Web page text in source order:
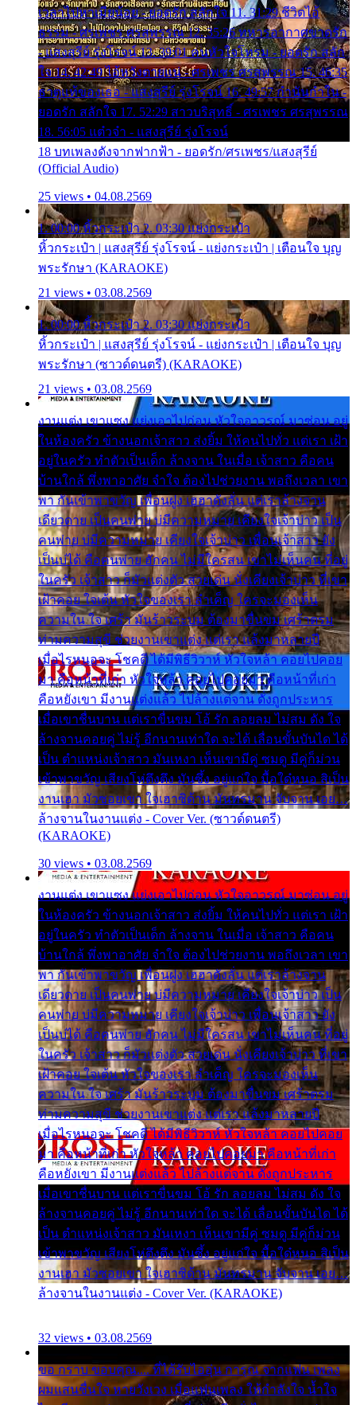
เวลาไปหาเมียน้อย - ยอดรัก สลักใจ 11. 31:29 ชีวิตไอ้
ธรรม - ศรเพชร ศรสุพรรณ 12. 35:26 ทหารอากาศขาดรัก
- แสงสุรีย์ รุ่งโรจน์ 13. 39:01 คนหัวใจโทรม - ยอดรัก สลัก
ใจ 14. 42:49 ไอ้หวังตายแน่ - ศรเพชร ศรสุพรรณ 15. 46:35
ธาตุแท้ของเธอ - แสงสุรีย์ รุ่งโรจน์ 16. 49:57 กำนันกำใน -
ยอดรัก สลักใจ 17. 52:29 สาวบริสุทธิ์ - ศรเพชร ศรสุพรรณ
18. 56:05 แต๋วจ๋า - แสงสุรีย์ รุ่งโรจน์
18 บทเพลงดังจากฟากฟ้า - ยอดรัก/ศรเพชร/แสงสุรีย์
(Official Audio)
25 views • 04.08.2569
1. 00:00 หิ้วกระเป๋า 2. 03:30 แย่งกระเป๋า
หิ้วกระเป๋า | แสงสุรีย์ รุ่งโรจน์ - แย่งกระเป๋า | เตือนใจ บุญ
พระรักษา (KARAOKE)
21 views • 03.08.2569
1. 00:00 หิ้วกระเป๋า 2. 03:30 แย่งกระเป๋า
หิ้วกระเป๋า | แสงสุรีย์ รุ่งโรจน์ - แย่งกระเป๋า | เตือนใจ บุญ
พระรักษา (ซาวด์ดนตรี) (KARAOKE)
21 views • 03.08.2569
งานแต่ง เขาแซง แย่งเอาไปก่อน หัวใจอาวรณ์ มาซ่อน อยู่
ในห้องครัว ข้างนอกเจ้าสาว ส่งยิ้ม ให้คนไปทั่ว แต่เรา เฝ้า
อยู่ในครัว ทำตัวเป็นเด็ก ล้างจาน ในเมื่อ เจ้าสาว คือคน
บ้านใกล้ พึ่งพาอาศัย จำใจ ต้องไปช่วยงาน พอถึงเวลา เขา
พา กันเข้าพาขวัญ เพื่อนฝูง เฮฮาดังลั่น แต่เราล้างจาน
เดียวดาย เป็นคนพ่าย บ่มีความหมาย เคียงใจเจ้าบ่าว เป็น
คนพ่าย บ่มีความหมาย เคียงใจเจ้าบ่าว เพื่อนเจ้าสาว ยัง
เป็นบ่ได้ คือคนพ่าย ฮักคน ไม่มีใครสน เขาไม่เห็นคน ที่อยู่
ในครัว เจ้าสาว ก็มัวแต่งตัว สวยเด่น นั่งเคียงเจ้าบ่าว ที่เขา
เฝ้าคอย ใจเต้น หัวใจของเรา ลำเค็ญ ใครจะมองเห็น
ความใน ใจ เศร้า มันร้าวระบม ต้องมาขื่นขม เศร้าตรม
ท่ามความสุขี ช่วยงานเขาแต่ง แต่เรา แล้งมาหลายปี
เมื่อไรหนอจะ โชคดี ได้มีพิธีวิวาห์ หัวใจหล้า คอยไปคอย
มา คือหน้าที่เก่า หัวใจหล้า คอยไปคอยมา คือหน้าที่เก่า
คือหยังเขา มีงานแต่งแล้ว ไปล้างแต่จาน ดั่งถูกประหาร
เมื่อเขาชื่นบาน แต่เราขื่นขม โอ้ รัก ลอยลม ไม่สม ดัง ใจ
ล้างจานคอยคู่ ไม่รู้ อีกนานเท่าใด จะได้ เลื่อนขั้นบันได ได้
เป็น ตำแหน่งเจ้าสาว มันเหงา เห็นเขามีคู่ ซมดู มีคู่ก็ม่วน
เข้าพาขวัญ เสียงโห่ตึงตึง มันซึ้ง อยู่แก่ใจ มื้อใด๋หนอ สิเป็น
งานเฮา มัวซอยเขา ใจเฮาซิด้าน มันทรมาน จับจาน เอย…
ล้างจานในงานแต่ง - Cover Ver. (ซาวด์ดนตรี)
(KARAOKE)
30 views • 03.08.2569
งานแต่ง เขาแซง แย่งเอาไปก่อน หัวใจอาวรณ์ มาซ่อน อยู่
ในห้องครัว ข้างนอกเจ้าสาว ส่งยิ้ม ให้คนไปทั่ว แต่เรา เฝ้า
อยู่ในครัว ทำตัวเป็นเด็ก ล้างจาน ในเมื่อ เจ้าสาว คือคน
บ้านใกล้ พึ่งพาอาศัย จำใจ ต้องไปช่วยงาน พอถึงเวลา เขา
พา กันเข้าพาขวัญ เพื่อนฝูง เฮฮาดังลั่น แต่เราล้างจาน
เดียวดาย เป็นคนพ่าย บ่มีความหมาย เคียงใจเจ้าบ่าว เป็น
คนพ่าย บ่มีความหมาย เคียงใจเจ้าบ่าว เพื่อนเจ้าสาว ยัง
เป็นบ่ได้ คือคนพ่าย ฮักคน ไม่มีใครสน เขาไม่เห็นคน ที่อยู่
ในครัว เจ้าสาว ก็มัวแต่งตัว สวยเด่น นั่งเคียงเจ้าบ่าว ที่เขา
เฝ้าคอย ใจเต้น หัวใจของเรา ลำเค็ญ ใครจะมองเห็น
ความใน ใจ เศร้า มันร้าวระบม ต้องมาขื่นขม เศร้าตรม
ท่ามความสุขี ช่วยงานเขาแต่ง แต่เรา แล้งมาหลายปี
เมื่อไรหนอจะ โชคดี ได้มีพิธีวิวาห์ หัวใจหล้า คอยไปคอย
มา คือหน้าที่เก่า หัวใจหล้า คอยไปคอยมา คือหน้าที่เก่า
คือหยังเขา มีงานแต่งแล้ว ไปล้างแต่จาน ดั่งถูกประหาร
เมื่อเขาชื่นบาน แต่เราขื่นขม โอ้ รัก ลอยลม ไม่สม ดัง ใจ
ล้างจานคอยคู่ ไม่รู้ อีกนานเท่าใด จะได้ เลื่อนขั้นบันได ได้
เป็น ตำแหน่งเจ้าสาว มันเหงา เห็นเขามีคู่ ซมดู มีคู่ก็ม่วน
เข้าพาขวัญ เสียงโห่ตึงตึง มันซึ้ง อยู่แก่ใจ มื้อใด๋หนอ สิเป็น
งานเฮา มัวซอยเขา ใจเฮาซิด้าน มันทรมาน จับจาน เอย…
ล้างจานในงานแต่ง - Cover Ver. (KARAOKE)
32 views • 03.08.2569
ขอ กราบ ขอบคุณ.... ที่ได้รับไออุ่น การุณ จากแฟน เพลง
ผมแสนชื่นใจ หายวังเวง เมื่อแฟนเพลง ให้กำลังใจ น้ำใจ